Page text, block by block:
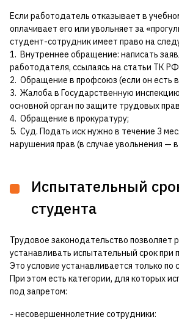
Если работодатель отказывает в
оплачивает его или увольняет за
студент-сотрудник имеет право на
1. Внутреннее обращение: написать
работодателя, ссылаясь на статьи ТК
2. Обращение в профсоюз (если он есть
3. Жалоба в Государственную
основной орган по защите трудовых
4. Обращение в прокуратуру;
5. Суд. Подать иск нужно в течение 3
нарушения прав (в случае увольнения —
Испытательный
студента
Трудовое законодательство позволяет
устанавливать испытательный срок при
Это условие устанавливается только по
При этом есть категории, для которых
под запретом:
- несовершеннолетние сотрудники: